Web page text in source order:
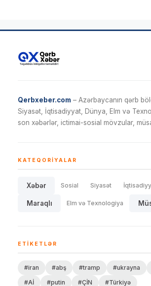
Qerbxeber.com – Azərbaycanın qərb
Siyasət, İqtisadiyyat, Dünya, Elm və
son xəbərlər, ictimai-sosial mövzular,
KATEQORIYALAR
Xəbər Sosial Siyasət
Maraqlı Elm və Texnologiya
ETIKETLƏR
#iran #abş #tramp #ukrayna
#Aİ
#putin #ÇİN #Türkiyə